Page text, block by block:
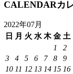
CALENDARカ
2022年07月
日
月 火 水 木 金 土
1
2
3
4 5 6 7 8
9
10 11 12 13 14 15 16